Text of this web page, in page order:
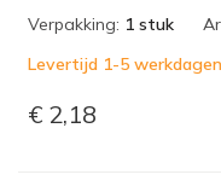
Verpakking: 1 stuk
Levertijd 1-5 werkdagen
€ 2,18